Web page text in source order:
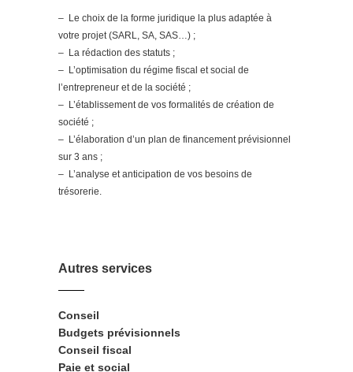
– Le choix de la forme juridique la plus adaptée à
votre projet (SARL, SA, SAS…) ;
– La rédaction des statuts ;
– L’optimisation du régime fiscal et social de
l’entrepreneur et de la société ;
– L’établissement de vos formalités de création de
société ;
– L’élaboration d’un plan de financement prévisionnel
sur 3 ans ;
– L’analyse et anticipation de vos besoins de
trésorerie.
Autres services
Conseil
Budgets prévisionnels
Conseil fiscal
Paie et social